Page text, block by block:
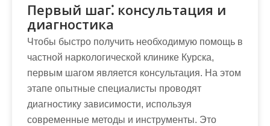
Первый шаг⁚ консультация и
диагностика
Чтобы быстро получить необходимую помощь в
частной наркологической клинике Курска,
первым шагом является консультация. На этом
этапе опытные специалисты проводят
диагностику зависимости, используя
современные методы и инструменты. Это